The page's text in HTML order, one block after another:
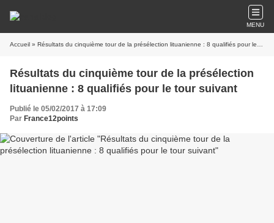
MENU
Accueil » Résultats du cinquième tour de la présélection lituanienne : 8 qualifiés pour le tour suivant
Résultats du cinquième tour de la présélection
lituanienne : 8 qualifiés pour le tour suivant
Publié le 05/02/2017 à 17:09
Par France12points